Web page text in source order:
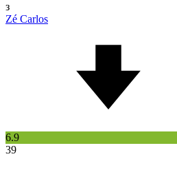
з
Zé Carlos
6.9
39